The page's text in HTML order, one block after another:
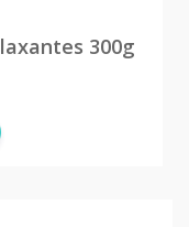
300g